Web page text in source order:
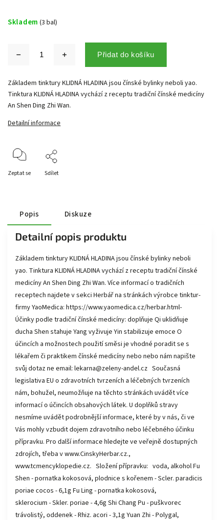
Skladem (3 bal)
Přidat do košíku
Základem tinktury KLIDNÁ HLADINA jsou čínské bylinky neboli yao.
Tinktura KLIDNÁ HLADINA vychází z receptu tradiční čínské medicíny
An Shen Ding Zhi Wan.
Detailní informace
Zeptat se Sdílet
Popis Diskuze
Detailní popis produktu
Základem tinktury KLIDNÁ HLADINA jsou čínské bylinky neboli
yao. Tinktura KLIDNÁ HLADINA vychází z receptu tradiční čínské
medicíny An Shen Ding Zhi Wan. Více informací o tradičních
receptech najdete v sekci Herbář na stránkách výrobce tinktur-
firmy YaoMedica: https://www.yaomedica.cz/herbar.html-
Účinky podle tradiční čínské medicíny: doplňuje Qi uklidňuje
ducha Shen stahuje Yang vyživuje Yin stabilizuje emoce O
účincích a možnostech použití směsi je vhodné poradit se s
lékařem či praktikem čínské medicíny nebo nebo nám napište
svůj dotaz ne email: lekarna@zeleny-andel.cz Současná
legislativa EU o zdravotních tvrzeních a léčebných tvrzeních
nám, bohužel, neumožňuje na těchto stránkách uvádět více
informací o účincích obsahových látek. U doplňků stravy
nesmíme uvádět podrobnější informace, které by v nás, či ve
Vás mohly vzbudit dojem zdravotního nebo léčebného účinku
přípravku. Pro další informace hledejte ve veřejně dostupných
zdrojích, třeba v www.CinskyHerbar.cz.,
www.tcmencyklopedie.cz. Složení přípravku: voda, alkohol Fu
Shen - pornatka kokosová, plodnice s kořenem - Scler. paradicis
poriae cocos - 6,1g Fu Ling - pornatka kokosová,
sklerocium - Skler. poriae - 4,6g Shi Chang Pu - puškvorec
trávolistý, oddenek - Rhiz. acori - 3,1g Yuan Zhi - Polygal,